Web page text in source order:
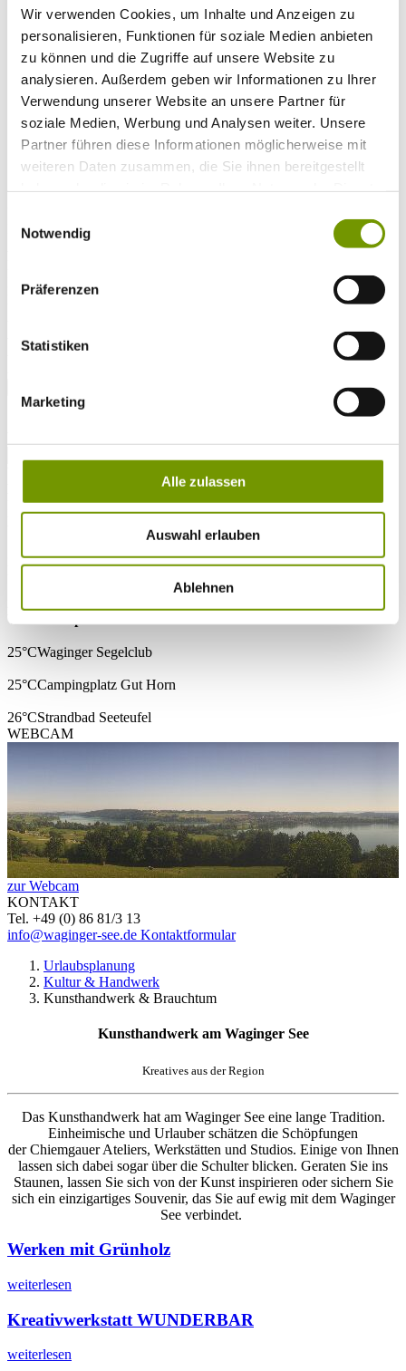
Wir verwenden Cookies, um Inhalte und Anzeigen zu
personalisieren, Funktionen für soziale Medien anbieten
zu können und die Zugriffe auf unsere Website zu
analysieren. Außerdem geben wir Informationen zu Ihrer
Verwendung unserer Website an unsere Partner für
soziale Medien, Werbung und Analysen weiter. Unsere
Partner führen diese Informationen möglicherweise mit
weiteren Daten zusammen, die Sie ihnen bereitgestellt
Notwendig
Präferenzen
Statistiken
Marketing
Alle zulassen
Auswahl erlauben
Ablehnen
Veranstaltungs-Highlights
BiOS Erleben Veranstaltungen
Service +
Wetter & Webcams
Team
Öffnungszeiten
Prospektbestellung
Presse
Social Media
Bitte wählen Sie einen Ort
Erwachsene
Kinder
Alter Kind 3
WETTER & WASSERTEMPERATUR
Klar/Sonnig26°C
30°C
Di 11.08
Wassertemperatur
25°CWaginger Segelclub
25°CCampingplatz Gut Horn
26°CStrandbad Seeteufel
WEBCAM
zur Webcam
KONTAKT
Tel. +49 (0) 86 81/3 13
info@waginger-see.de Kontaktformular
Urlaubsplanung
Kultur & Handwerk
Kunsthandwerk & Brauchtum
Kunsthandwerk am Waginger See
Kreatives aus der Region
Das Kunsthandwerk hat am Waginger See eine lange Tradition.
Einheimische und Urlauber schätzen die Schöpfungen
der Chiemgauer Ateliers, Werkstätten und Studios. Einige von Ihnen
lassen sich dabei sogar über die Schulter blicken. Geraten Sie ins
Staunen, lassen Sie sich von der Kunst inspirieren oder sichern Sie
sich ein einzigartiges Souvenir, das Sie auf ewig mit dem Waginger
See verbindet.
Werken mit Grünholz
weiterlesen
Kreativwerkstatt WUNDERBAR
weiterlesen